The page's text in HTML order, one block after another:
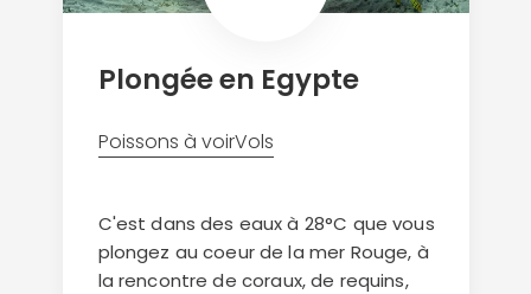
Plongée en Egypte
Poissons à voirVols
C'est dans des eaux à 28°C que vous
plongez au coeur de la mer Rouge, à
la rencontre de coraux, de requins,